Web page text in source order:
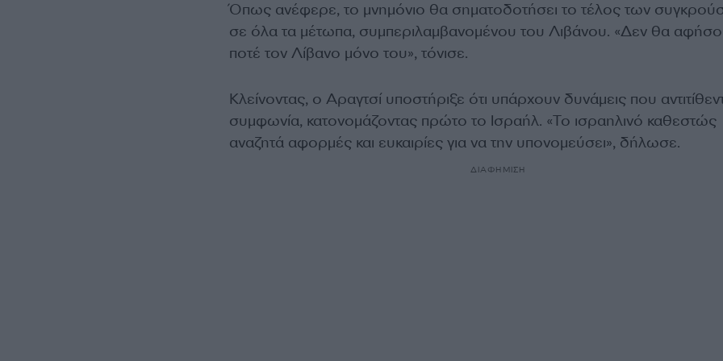
Όπως ανέφερε, το μνημόνιο θα σηματοδοτήσει το τέλος των
σε όλα τα μέτωπα, συμπεριλαμβανομένου του Λιβάνου. «Δεν θα
ποτέ τον Λίβανο μόνο του», τόνισε.
Κλείνοντας, ο Αραγτσί υποστήριξε ότι υπάρχουν δυνάμεις που
συμφωνία, κατονομάζοντας πρώτο το Ισραήλ. «Το ισραηλινό καθεστώς
αναζητά αφορμές και ευκαιρίες για να την υπονομεύσει», δήλωσε.
ΔΙΑΦΗΜΙΣΗ